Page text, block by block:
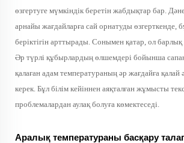
өзгертуге мүмкіндік беретін жабдықтар бар.
арнайы жағдайларға сай орнатуды өзгерткенде,
беріктігін арттырады. Сонымен қатар, ол барлық
Әр түрлі құбырлардың өлшемдері бойынша
қалаған адам температураның әр жағдайға қалай
керек. Бұл білім кейіннен аяқталған жұмысты
проблемалардан аулақ болуға көмектеседі.
Аралық температураны басқару